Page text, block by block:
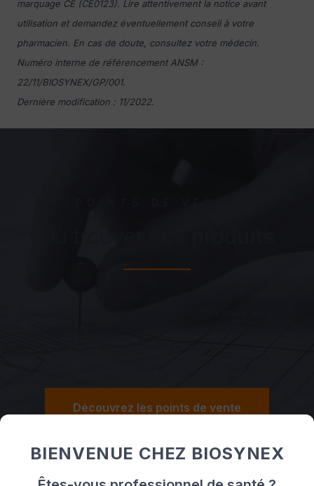
marquage CE (CE0123). Lire attentivement la notice avant
utilisation et demandez éventuellement conseil à votre
pharmacien. En cas de doute, consultez votre médecin.
Numéro interne de référencement ANSM :
22/11/BIOSYNEX/GP/001.
Dernière modification : 11/2022.
Découvrez les points de vente
BIENVENUE CHEZ BIOSYNEX